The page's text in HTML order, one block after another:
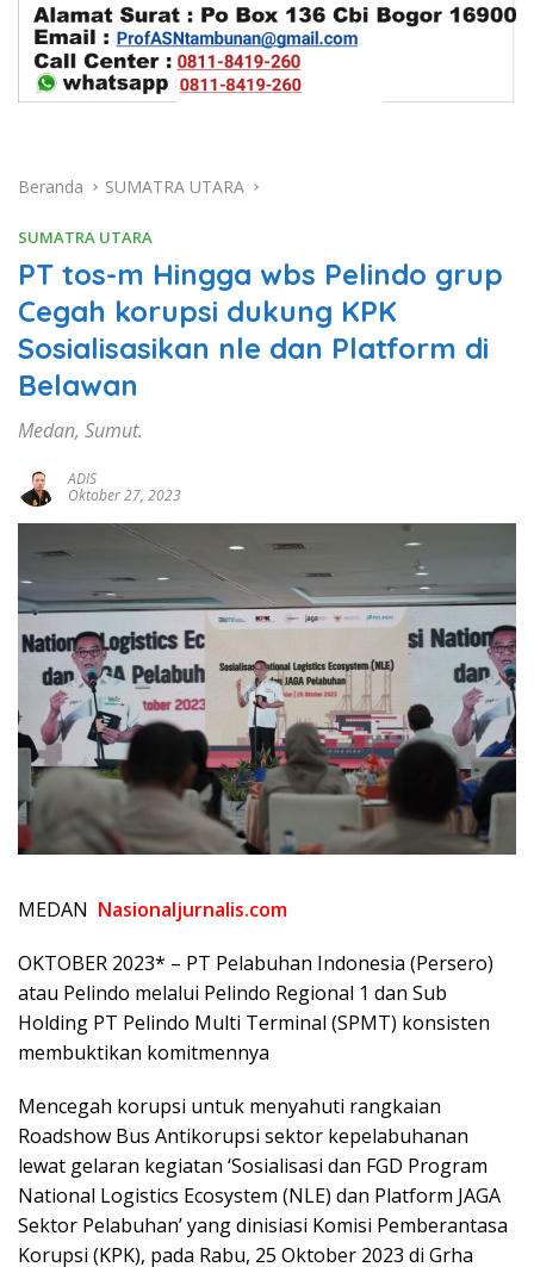
Beranda SUMATRA UTARA
SUMATRA UTARA
PT tos-m Hingga wbs Pelindo grup
Cegah korupsi dukung KPK
Sosialisasikan nle dan Platform di
Belawan
Medan, Sumut.
ADIS
Oktober 27, 2023
MEDAN Nasionaljurnalis.com
OKTOBER 2023* – PT Pelabuhan Indonesia (Persero)
atau Pelindo melalui Pelindo Regional 1 dan Sub
Holding PT Pelindo Multi Terminal (SPMT) konsisten
membuktikan komitmennya
Mencegah korupsi untuk menyahuti rangkaian
Roadshow Bus Antikorupsi sektor kepelabuhanan
lewat gelaran kegiatan ‘Sosialisasi dan FGD Program
National Logistics Ecosystem (NLE) dan Platform JAGA
Sektor Pelabuhan’ yang dinisiasi Komisi Pemberantasa
Korupsi (KPK), pada Rabu, 25 Oktober 2023 di Grha